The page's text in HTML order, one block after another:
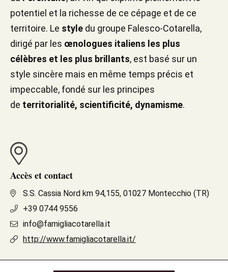
potentiel et la richesse de ce cépage et de ce
territoire. Le style du groupe Falesco-Cotarella,
dirigé par les œnologues italiens les plus
célèbres et les plus brillants, est basé sur un
style sincère mais en même temps précis et
impeccable, fondé sur les principes
de territorialité, scientificité, dynamisme.
Accès et contact
S.S. Cassia Nord km 94,155, 01027 Montecchio (TR)
+39 0744 9556
info@famigliacotarella.it
http://www.famigliacotarella.it/